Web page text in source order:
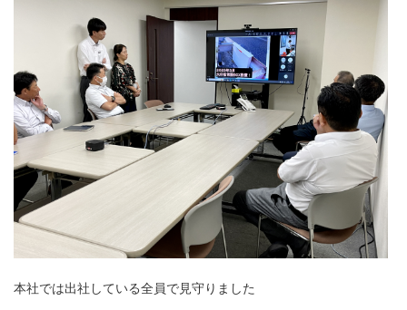
本社では出社している全員で見守りました